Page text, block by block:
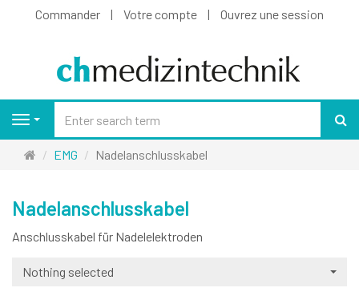
Commander Votre compte Ouvrez une session
Navigation
PageEMG Nadelanschlusskabel
Nadelanschlusskabel
Anschlusskabel für Nadelelektroden
Nothing selected